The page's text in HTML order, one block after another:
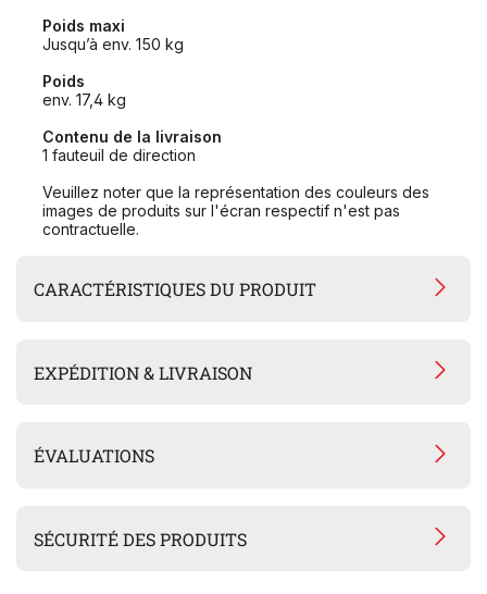
Poids maxi
Jusqu’à env. 150 kg
Poids
env. 17,4 kg
Contenu de la livraison
1 fauteuil de direction
Veuillez noter que la représentation des couleurs des
images de produits sur l'écran respectif n'est pas
contractuelle.
CARACTÉRISTIQUES DU PRODUIT
EXPÉDITION & LIVRAISON
ÉVALUATIONS
SÉCURITÉ DES PRODUITS